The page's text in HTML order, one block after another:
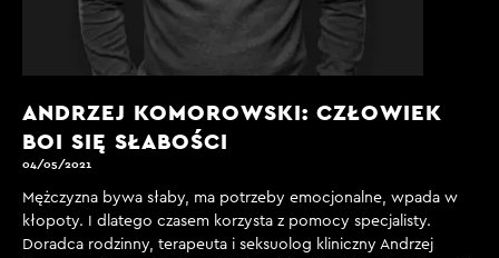
ANDRZEJ KOMOROWSKI: CZŁOWIEK
BOI SIĘ SŁABOŚCI
04/05/2021
Mężczyzna bywa słaby, ma potrzeby emocjonalne, wpada w
kłopoty. I dlatego czasem korzysta z pomocy specjalisty.
Doradca rodzinny, terapeuta i seksuolog kliniczny Andrzej